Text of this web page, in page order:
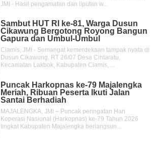
JMI - Hasil pengamatan dan liputan w...
Sambut HUT RI ke-81, Warga Dusun
Cikawung Bergotong Royong Bangun
Gapura dan Umbul-Umbul
Ciamis, JMI - Semangat kemerdekaan tampak nyata di
Dusun Cikawung, RT 26/07 Desa Cintaratu,
Kecamatan Lakbok, Kabupaten Ciamis, ...
Puncak Harkopnas ke-79 Majalengka
Meriah, Ribuan Peserta Ikuti Jalan
Santai Berhadiah
MAJALENGKA, JMI – Puncak peringatan Hari
Koperasi Nasional (Harkopnas) ke-79 Tahun 2026
tingkat Kabupaten Majalengka berlangsun...